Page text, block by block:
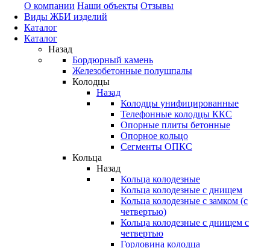
О компании Наши объекты Отзывы
Виды ЖБИ изделий
Каталог
Каталог
Назад
Бордюрный камень
Железобетонные полушпалы
Колодцы
Назад
Колодцы унифицированные
Телефонные колодцы ККС
Опорные плиты бетонные
Опорное кольцо
Сегменты ОПКС
Кольца
Назад
Кольца колодезные
Кольца колодезные с днищем
Кольца колодезные с замком (с
четвертью)
Кольца колодезные с днищем с
четвертью
Горловина колодца